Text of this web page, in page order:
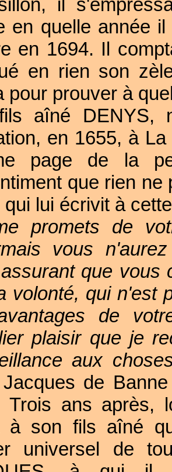
il
en quelle année
en 1694. Il
en rien son
pour prouver à
aîné DENYS,
en 1655, à
page de la
que rien ne
qui lui écrivit à
promets de
vous
que vous
volonté, qui n'est
de
plaisir que je
aux
de
Trois ans après,
à son fils aîné
universel de